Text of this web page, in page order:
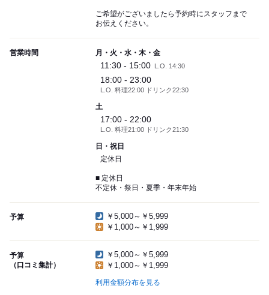
ご希望がございましたら予約時にスタッフまで
お伝えください。
営業時間 月・火・水・木・金
11:30 - 15:00 L.O. 14:30
18:00 - 23:00
L.O. 料理22:00 ドリンク22:30
土
17:00 - 22:00
L.O. 料理21:00 ドリンク21:30
日・祝日
定休日
■ 定休日
不定休・祭日・夏季・年末年始
予算
￥5,000～￥5,999
￥1,000～￥1,999
予算
（口コミ集計）
￥5,000～￥5,999
￥1,000～￥1,999
利用金額分布を見る